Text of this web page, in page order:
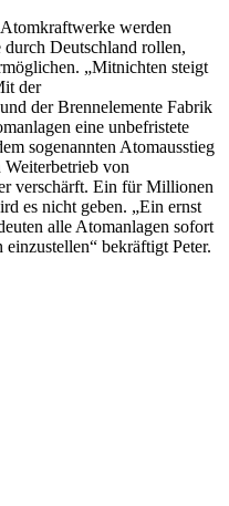
werden
Deutschland rollen,
„Mitnichten steigt
der
der Brennelemente Fabrik
eine unbefristete
sogenannten Atomausstieg
von
verschärft. Ein für Millionen
es nicht geben. „Ein ernst
alle Atomanlagen sofort
bekräftigt Peter.